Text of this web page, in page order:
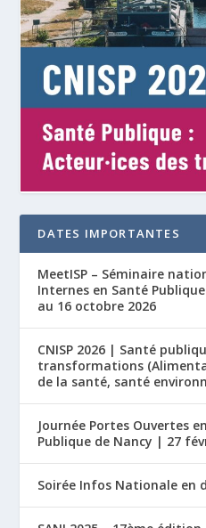
DATES IMPORTANTES
MeetISP – Séminaire
Internes en Santé
au 16 octobre 2026
CNISP 2026 | Santé
transformations
de la santé, santé
Journée Portes Ouvertes
Publique de Nancy | 27
Soirée Infos Nationale en